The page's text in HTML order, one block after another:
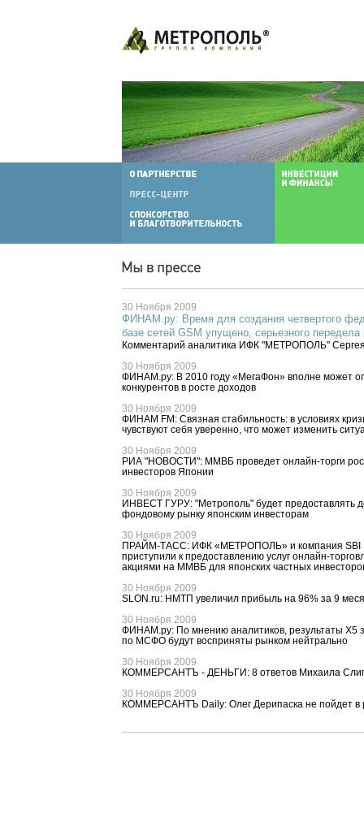
30 Ноября 2009
ФИНАМ.ру: Время для создания четвертого
базе сетей GSM упущено, серьезного
Комментарий аналитика ИФК "МЕТРОПОЛЬ"
30 Ноября 2009
ФИНАМ.ру: В 2010 году «МегаФон» вполне может
конкурентов в росте доходов
30 Ноября 2009
ФИНАМ FM: Связная стабильность: в условиях
чувствуют себя уверенно, что может изменить
30 Ноября 2009
РИА "НОВОСТИ": ММВБ проведет онлайн-торги
инвесторов Японии
30 Ноября 2009
ИНВЕСТ ГУРУ: "Метрополь" будет предоставлять
фондовому рынку японским инвесторам
30 Ноября 2009
ПРАЙМ-ТАСС: ИФК «МЕТРОПОЛЬ» и компания SBI
приступили к предоставлению услуг онлайн-
акциями на ММВБ для японских частных
30 Ноября 2009
SLON.ru: НМТП увеличил прибыль на 96% за 9
30 Ноября 2009
ФИНАМ.ру: По мнению аналитиков, результаты Х5
по МСФО будут восприняты рынком нейтрально
30 Ноября 2009
КОММЕРСАНТЪ - ДЕНЬГИ: 8 ответов Михаила
30 Ноября 2009
КОММЕРСАНТЪ Daily: Олег Дерипаска не пойдет в